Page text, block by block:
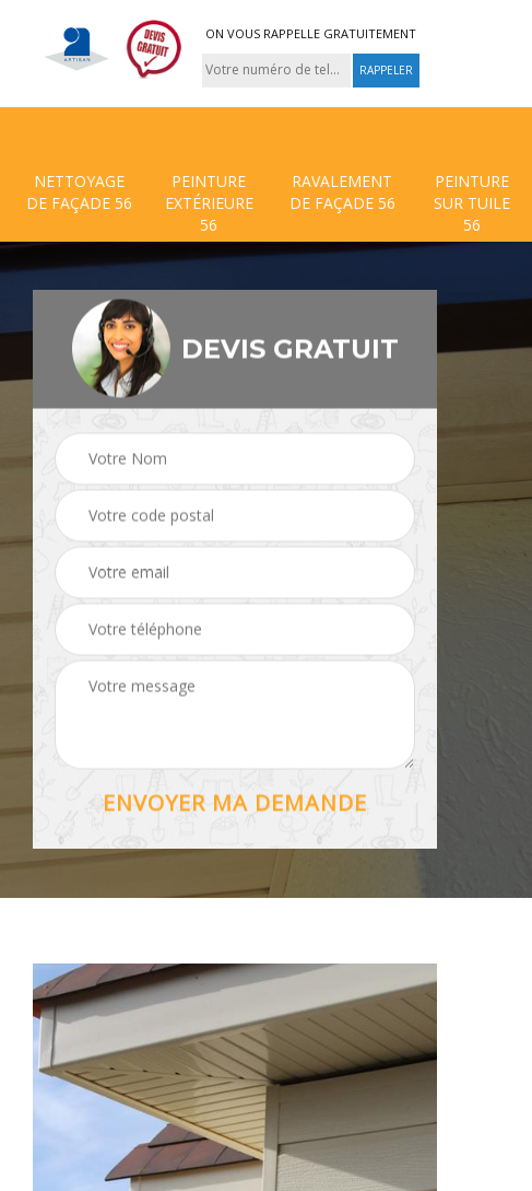
ON VOUS RAPPELLE GRATUITEMENT
NETTOYAGE
DE FAÇADE 56
PEINTURE
EXTÉRIEURE
56
RAVALEMENT
DE FAÇADE 56
PEINTURE
SUR TUILE
56
Hydrofuge toiture 56 Traitement anti
56
DEVIS GRATUIT